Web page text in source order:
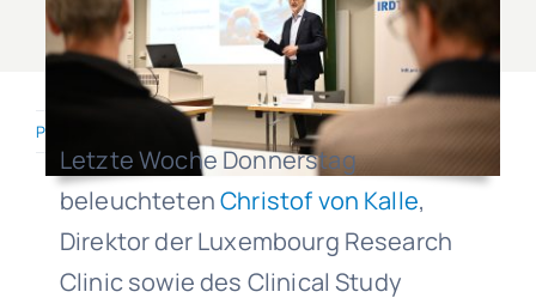
Published On: February 13, 2026 · 0.9 min read
Letzte Woche Donnerstag
beleuchtetenChristof von Kalle,
Direktor der Luxembourg Research
Clinic sowie des Clinical Study